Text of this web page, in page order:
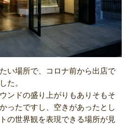
い場所で、コロナ前から出店で
た。
ンドの盛り上がりもありそもそ
ったですし、空きがあったとし
の世界観を表現できる場所が見